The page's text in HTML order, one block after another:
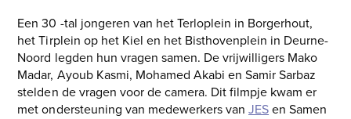
Een 30 -tal jongeren van het Terloplein in Borgerhout,
het Tirplein op het Kiel en het Bisthovenplein in Deurne-
Noord legden hun vragen samen. De vrijwilligers Mako
Madar, Ayoub Kasmi, Mohamed Akabi en Samir Sarbaz
stelden de vragen voor de camera. Dit filmpje kwam er
met ondersteuning van medewerkers vanJESen Samen